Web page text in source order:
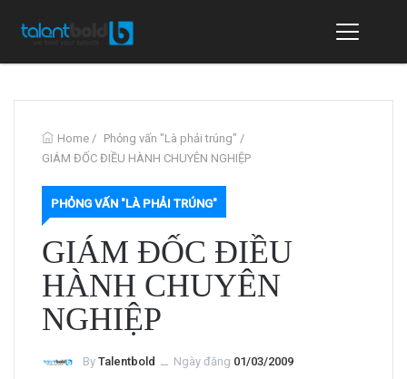
Home / Phỏng vấn "Là phải trúng" /
GIÁM ĐỐC ĐIỀU HÀNH CHUYÊN NGHIỆP
PHỎNG VẤN "LÀ PHẢI TRÚNG"
GIÁM ĐỐC ĐIỀU
HÀNH CHUYÊN
NGHIỆP
By Talentbold ــ Ngày đăng 01/03/2009